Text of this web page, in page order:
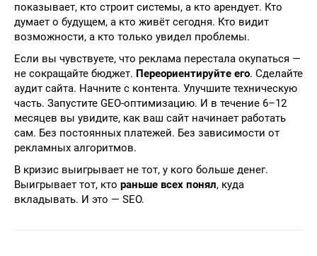
показывает, кто строит системы, а кто арендует. Кто
думает о будущем, а кто живёт сегодня. Кто видит
возможности, а кто только увидел проблемы.
Если вы чувствуете, что реклама перестала окупаться —
не сокращайте бюджет. Переориентируйте его. Сделайте
аудит сайта. Начните с контента. Улучшите техническую
часть. Запустите GEO-оптимизацию. И в течение 6–12
месяцев вы увидите, как ваш сайт начинает работать
сам. Без постоянных платежей. Без зависимости от
рекламных алгоритмов.
В кризис выигрывает не тот, у кого больше денег.
Выигрывает тот, кто раньше всех понял, куда
вкладывать. И это — SEO.